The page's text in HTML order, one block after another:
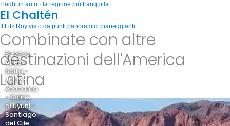
I laghi in auto · la regione più tranquilla
El Chaltén
Il Fitz Roy visto da punti panoramici pianeggianti
Combinate con altre
destinazioni dell'America
Latina
Buenos
Aires -
Salta -
Jujuy -
Atacama
- Saline
di Uyuni -
Santiago
del Cile